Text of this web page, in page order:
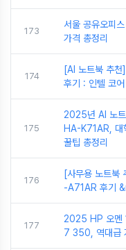
173
서울 공유오피
가격 총정리
174
[AI 노트북 추
후기 : 인텔 코
175
2025년 AI 노
HA-K71AR, 대
꿀팁 총정리
176
[사무용 노트
-A71AR 후기
177
2025 HP 오멘
7 350, 역대급